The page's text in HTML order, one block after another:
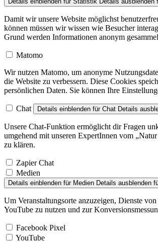
Damit wir unsere Website möglichst
können müssen wir wissen wie Besucher
Grund werden Informationen anonym
Matomo
Wir nutzen Matomo, um anonyme
die Website zu verbessern. Diese Cookies
persönlichen Daten. Sie können Ihre
Chat Details einblenden für Chat Details
Unsere Chat-Funktion ermöglicht dir Fragen
umgehend mit unseren ExpertInnen vom
zu klären.
Zapier Chat
Medien
Details einblenden für Medien Details ausblenden
Um Veranstaltungsorte anzuzeigen, Dienste
YouTube zu nutzen und zur
Facebook Pixel
YouTube